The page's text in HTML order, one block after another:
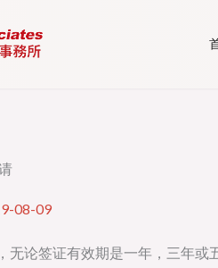
08-09
无论签证有效期是一年，三年或